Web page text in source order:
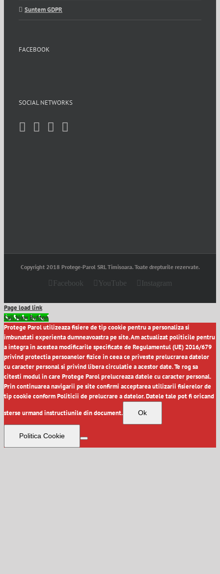
Suntem GDPR
FACEBOOK
SOCIAL NETWORKS
Copyright 2018 Protege-Parol SRL Timisoara. Toate drepturile rezervate.
Facebook YouTube Instagram
Page load link
Call Now Button
Protege Parol utilizeaza fisiere de tip cookie pentru a personaliza si
imbunatati experienta dumneavoastra pe site. Am actualizat politicile pentru
a integra in acestea modificarile specificate de Regulamentul (UE) 2016/679
privind protectia persoanelor fizice in ceea ce priveste prelucrarea datelor
cu caracter personal si privind libera circulatie a acestor date. Te rog sa
citesti modul in care Protege Parol prelucreaza datele cu caracter personal.
Prin continuarea navigarii pe site confirmi acceptarea utilizarii fisierelor de
tip cookie conform Politicii de prelucrare a datelor. Datele tale pot fi oricand
sterse urmand instructiunile din document.
Ok
Politica Cookie